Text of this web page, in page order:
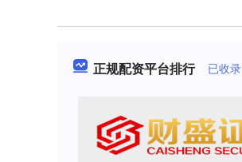
正规配资平台排行 已收录